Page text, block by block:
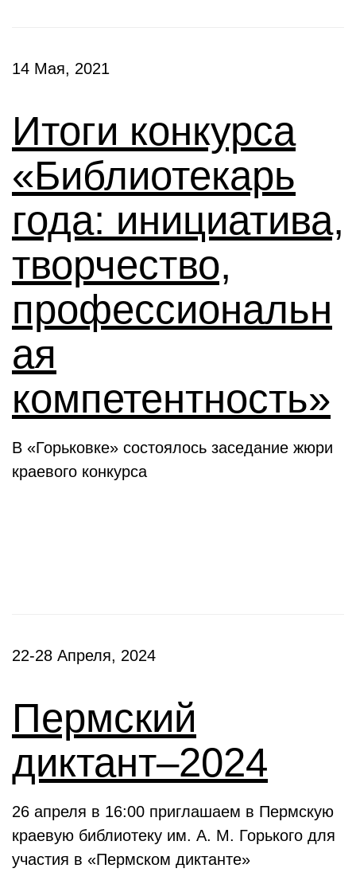
14 Мая, 2021
Итоги конкурса
«Библиотекарь
года: инициатива,
творчество,
профессиональн
ая
компетентность»
В «Горьковке» состоялось заседание жюри
краевого конкурса
22-28 Апреля, 2024
Пермский
диктант–2024
26 апреля в 16:00 приглашаем в Пермскую
краевую библиотеку им. А. М. Горького для
участия в «Пермском диктанте»